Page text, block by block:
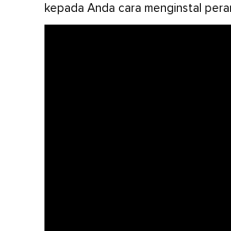
kepada Anda cara menginstal